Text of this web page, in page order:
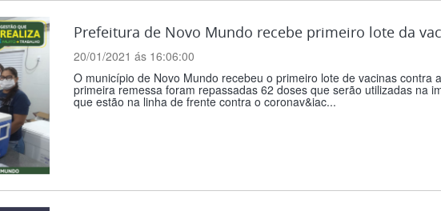
Prefeitura de Novo Mundo recebe primeiro lote da
20/01/2021 ás 16:06:00
O município de Novo Mundo recebeu o primeiro lote de vacinas contra
primeira remessa foram repassadas 62 doses que serão utilizadas na
que estão na linha de frente contra o coronav&iac...